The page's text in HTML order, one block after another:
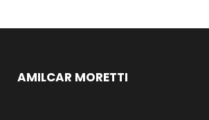
AMILCAR MORETTI